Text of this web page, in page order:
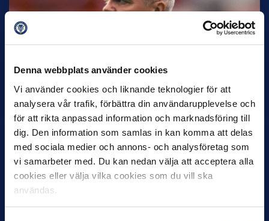
Denna webbplats använder cookies
Vi använder cookies och liknande teknologier för att
analysera vår trafik, förbättra din användarupplevelse och
för att rikta anpassad information och marknadsföring till
dig. Den information som samlas in kan komma att delas
med sociala medier och annons- och analysföretag som
vi samarbeter med. Du kan nedan välja att acceptera alla
cookies eller välja vilka cookies som du vill ska
användas.
Helstrup ny tränare i Malmö FF
Inleder mot…